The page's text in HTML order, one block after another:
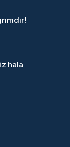
hala